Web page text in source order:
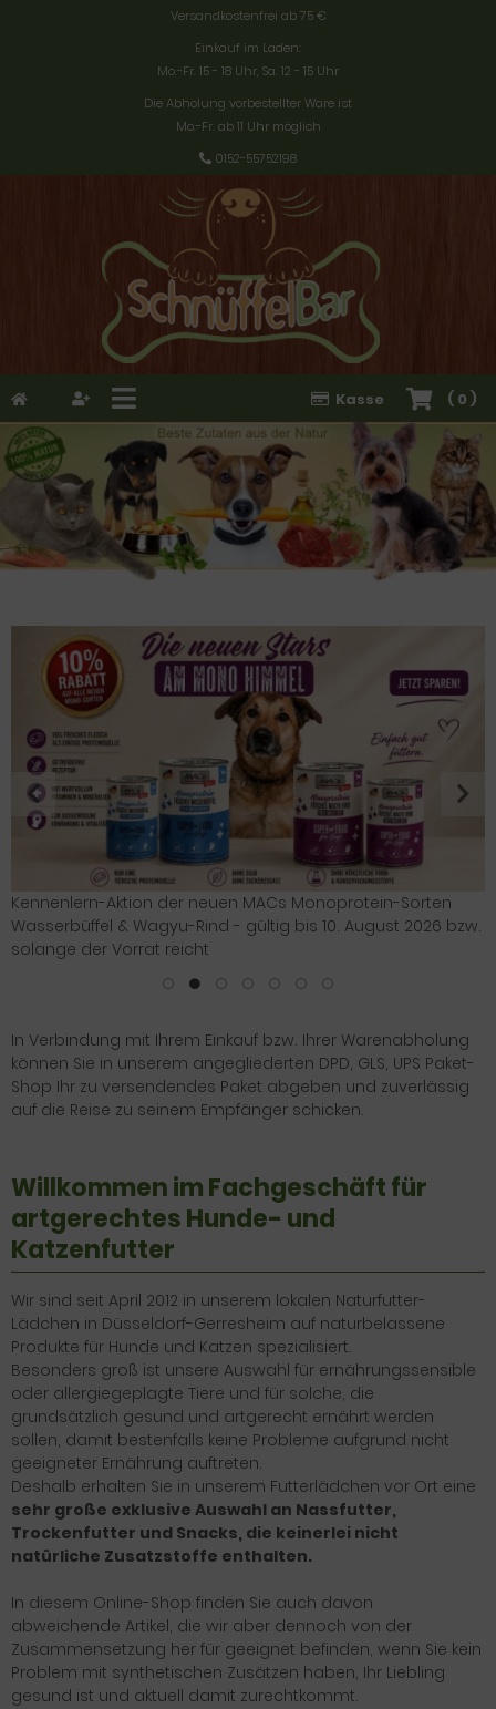
Versandkostenfrei ab 75 €
Einkauf im Laden:
Mo.-Fr. 15 - 18 Uhr, Sa. 12 - 15 Uhr
Die Abholung vorbestellter Ware ist
Mo.-Fr. ab 11 Uhr möglich
0152-55752198
( 0 )
Kasse
Rabatt-Aktion zum diesjährigen Weltkatzentag | gültig bis 10.
August 2026 bzw. solange der Vorrat reicht
Kennenlern-Aktion der neuen MACs Monoprotein-Sorten
Wasserbüffel & Wagyu-Rind - gültig bis 10. August 2026 bzw.
solange der Vorrat reicht
Tundra getreidefreies Nass- und Trockenfutter für Katzen
natürliches Hundefutter ohne Zusatzstoffe
getreidefreies Trockenfutter für Katzen
erfrischendes Eis für Hunde und Katzen
erhältlich in 150ml und 500ml
In Verbindung mit Ihrem Einkauf bzw. Ihrer Warenabholung
können Sie in unserem angegliederten DPD, GLS, UPS Paket-
Shop Ihr zu versendendes Paket abgeben und zuverlässig
auf die Reise zu seinem Empfänger schicken.
Willkommen im Fachgeschäft für
artgerechtes Hunde- und
Katzenfutter
Wir sind seit April 2012 in unserem lokalen Naturfutter-
Lädchen in Düsseldorf-Gerresheim auf naturbelassene
Produkte für Hunde und Katzen spezialisiert.
Besonders groß ist unsere Auswahl für ernährungssensible
oder allergiegeplagte Tiere und für solche, die
grundsätzlich gesund und artgerecht ernährt werden
sollen, damit bestenfalls keine Probleme aufgrund nicht
geeigneter Ernährung auftreten.
Deshalb erhalten Sie in unserem Futterlädchen vor Ort eine
sehr große exklusive Auswahl an Nassfutter,
Trockenfutter und Snacks, die keinerlei nicht
natürliche Zusatzstoffe enthalten.
In diesem Online-Shop finden Sie auch davon
abweichende Artikel, die wir aber dennoch von der
Zusammensetzung her für geeignet befinden, wenn Sie kein
Problem mit synthetischen Zusätzen haben, Ihr Liebling
gesund ist und aktuell damit zurechtkommt.